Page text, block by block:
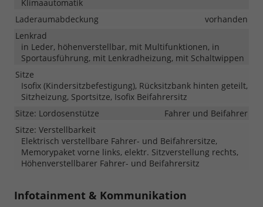
Klimaautomatik
Laderaumabdeckung
vorhanden
Lenkrad
in Leder, höhenverstellbar, mit Multifunktionen, in
Sportausführung, mit Lenkradheizung, mit Schaltwippen
Sitze
Isofix (Kindersitzbefestigung), Rücksitzbank hinten geteilt,
Sitzheizung, Sportsitze, Isofix Beifahrersitz
Sitze: Lordosenstütze
Fahrer und Beifahrer
Sitze: Verstellbarkeit
Elektrisch verstellbare Fahrer- und Beifahrersitze,
Memorypaket vorne links, elektr. Sitzverstellung rechts,
Höhenverstellbarer Fahrer- und Beifahrersitz
Infotainment & Kommunikation